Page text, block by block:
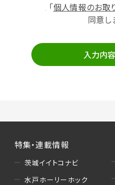
（2）ユーザーからのお
せの内容確認、返答
・当サービスの品質改善
・読者プレゼント、アン
施するキャンペーンの
び発送 ・ユーザーの
「個人情報のお取
同意し
入力内
特集・連載情報
茨城イイトコナビ
水戸ホーリーホック